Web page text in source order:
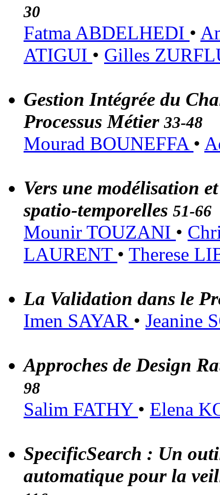
30
Fatma ABDELHEDI •
ATIGUI • Gilles
Gestion Intégrée du
Processus Métier33-48
Mourad BOUNEFFA •
Vers une modélisation
spatio-temporelles 51-66
Mounir TOUZANI •
LAURENT • Therese
La Validation dans le
Imen SAYAR • Jeanine
Approches de Design
98
Salim FATHY • Elena
SpecificSearch : Un
automatique pour la